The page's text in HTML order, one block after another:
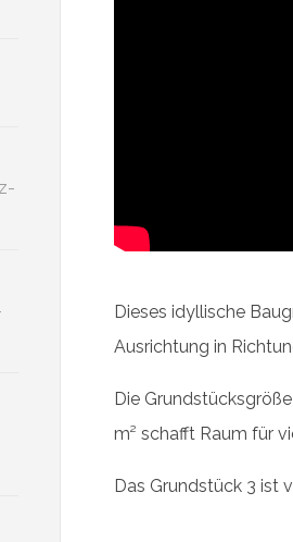
Dieses idyllische
Ausrichtung in
Die
m² schafft Raum für
Das Grundstück 3 ist